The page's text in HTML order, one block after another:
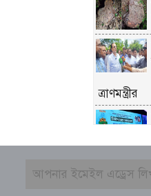
ত্রাণমন্ত্রীর